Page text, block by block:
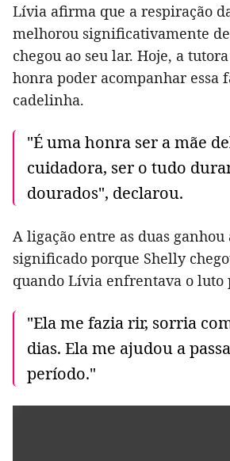
Lívia afirma que a respiração
melhorou significativamente
chegou ao seu lar. Hoje, a
honra poder acompanhar essa
cadelinha.
"É uma honra ser a mãe
cuidadora, ser o tudo
dourados", declarou.
A ligação entre as duas
significado porque Shelly
quando Lívia enfrentava o luto
"Ela me fazia rir, sorria
dias. Ela me ajudou a
período."